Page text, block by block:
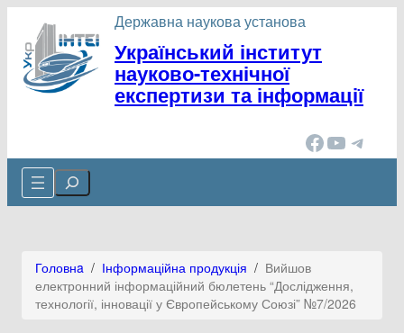
вмісту
Державна наукова установа
Український інститут
науково-технічної
експертизи та інформації
Facebook YouTube Telegram
Cerca
Головнa / Інформаційна продукція / Вийшов
електронний інформаційний бюлетень “Дослідження,
технології, інновації у Європейському Союзі” №7/2026